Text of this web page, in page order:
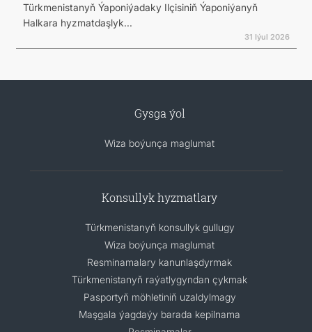
Türkmenistanyň Ýaponiýadaky Ilçisiniň Ýaponiýanyň
Halkara hyzmatdaşlyk...
31 Iýul 2026
Gysga ýol
Wiza boýunça maglumat
Konsullyk hyzmatlary
Türkmenistanyň konsullyk gullugy
Wiza boýunça maglumat
Resminamalary kanunlaşdyrmak
Türkmenistanyň raýatlygyndan çykmak
Pasportyň möhletiniň uzaldylmagy
Maşgala ýagdaýy barada kepilnama